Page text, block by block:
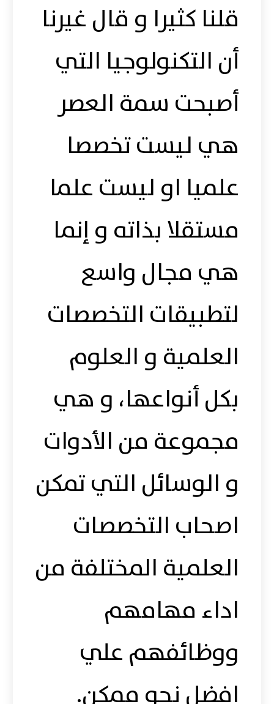
قلنا كثيرا و قال غيرنا
أن التكنولوجيا التي
أصبحت سمة العصر
هي ليست تخصصا
علميا او ليست علما
مستقلا بذاته و إنما
هي مجال واسع
لتطبيقات التخصصات
العلمية و العلوم
بكل أنواعها، و هي
مجموعة من الأدوات
و الوسائل التي تمكن
اصحاب التخصصات
العلمية المختلفة من
اداء مهامهم
ووظائفهم علي
افضل نحو ممكن.